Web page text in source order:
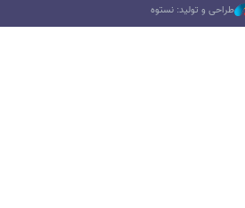
طراحی و تولید: نستوه